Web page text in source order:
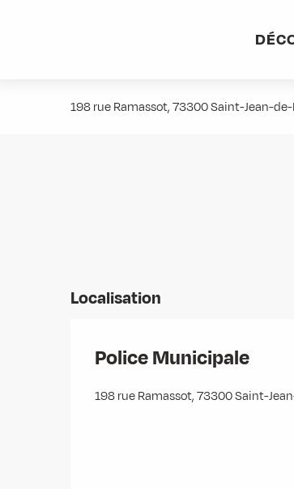
198 rue Ramassot, 73300 Saint-Jean-
Localisation
Police Municipale
198 rue Ramassot, 73300 Saint-